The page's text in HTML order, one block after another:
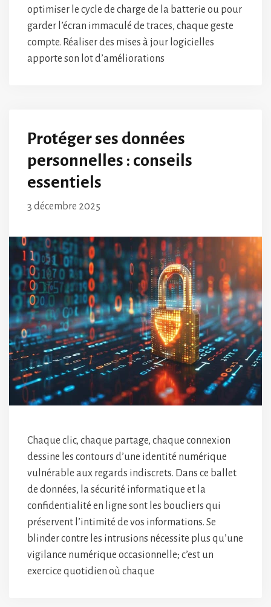
optimiser le cycle de charge de la batterie ou pour
garder l’écran immaculé de traces, chaque geste
compte. Réaliser des mises à jour logicielles
apporte son lot d’améliorations
Protéger ses données
personnelles : conseils
essentiels
3 décembre 2025
Chaque clic, chaque partage, chaque connexion
dessine les contours d’une identité numérique
vulnérable aux regards indiscrets. Dans ce ballet
de données, la sécurité informatique et la
confidentialité en ligne sont les boucliers qui
préservent l’intimité de vos informations. Se
blinder contre les intrusions nécessite plus qu’une
vigilance numérique occasionnelle; c’est un
exercice quotidien où chaque